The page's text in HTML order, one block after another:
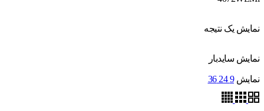
نمایش یک نتیجه
نمایش سایدبار
نمایش 9
24
36